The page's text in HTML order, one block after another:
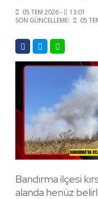
05 TEM 2026 -
13:01
SON GÜNCELLEME:
05
Bandırma ilçesi
alanda henüz